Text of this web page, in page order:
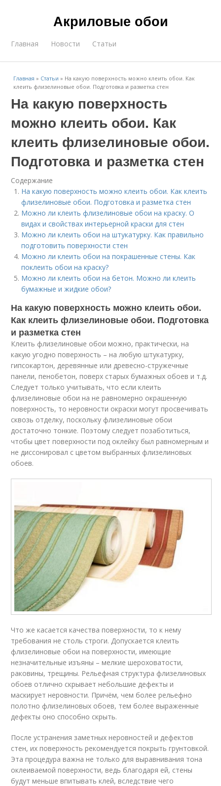
Акриловые обои
Главная Новости Статьи
Главная » Статьи » На какую поверхность можно клеить обои. Как
клеить флизелиновые обои. Подготовка и разметка стен
На какую поверхность
можно клеить обои. Как
клеить флизелиновые обои.
Подготовка и разметка стен
Содержание
На какую поверхность можно клеить обои. Как клеить
флизелиновые обои. Подготовка и разметка стен
Можно ли клеить флизелиновые обои на краску. О
видах и свойствах интерьерной краски для стен
Можно ли клеить обои на штукатурку. Как правильно
подготовить поверхности стен
Можно ли клеить обои на покрашенные стены. Как
поклеить обои на краску?
Можно ли клеить обои на бетон. Можно ли клеить
бумажные и жидкие обои?
На какую поверхность можно клеить обои.
Как клеить флизелиновые обои. Подготовка
и разметка стен
Клеить флизелиновые обои можно, практически, на
какую угодно поверхность – на любую штукатурку,
гипсокартон, деревянные или древесно-стружечные
панели, пенобетон, поверх старых бумажных обоев и т.д.
Следует только учитывать, что если клеить
флизелиновые обои на не равномерно окрашенную
поверхность, то неровности окраски могут просвечивать
сквозь отделку, поскольку флизелиновые обои
достаточно тонкие. Поэтому следует позаботиться,
чтобы цвет поверхности под оклейку был равномерным и
не диссонировал с цветом выбранных флизелиновых
обоев.
Что же касается качества поверхности, то к нему
требования не столь строги. Допускается клеить
флизелиновые обои на поверхности, имеющие
незначительные изъяны – мелкие шероховатости,
раковины, трещины. Рельефная структура флизелиновых
обоев отлично скрывает небольшие дефекты и
маскирует неровности. Причём, чем более рельефно
полотно флизелиновых обоев, тем более выраженные
дефекты оно способно скрыть.
После устранения заметных неровностей и дефектов
стен, их поверхность рекомендуется покрыть грунтовкой.
Эта процедура важна не только для выравнивания тона
оклеиваемой поверхности, ведь благодаря ей, стены
будут меньше впитывать клей, вследствие чего